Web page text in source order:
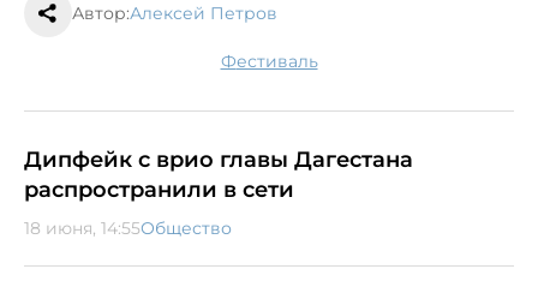
Автор:Алексей Петров
фестиваль
Дипфейк с врио главы Дагестана
распространили в сети
18 июня, 14:55Общество